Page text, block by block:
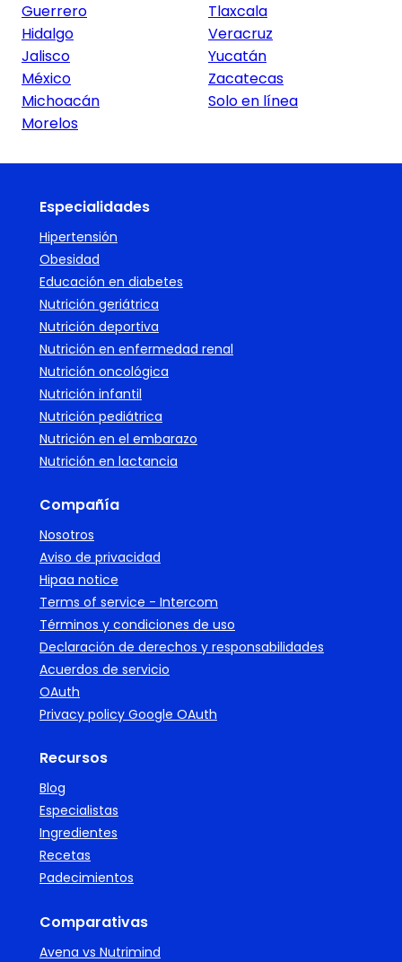
Guerrero
Hidalgo
Jalisco
México
Michoacán
Morelos
Tlaxcala
Veracruz
Yucatán
Zacatecas
Solo en línea
Especialidades
Hipertensión
Obesidad
Educación en diabetes
Nutrición geriátrica
Nutrición deportiva
Nutrición en enfermedad renal
Nutrición oncológica
Nutrición infantil
Nutrición pediátrica
Nutrición en el embarazo
Nutrición en lactancia
Compañía
Nosotros
Aviso de privacidad
Hipaa notice
Terms of service - Intercom
Términos y condiciones de uso
Declaración de derechos y responsabilidades
Acuerdos de servicio
OAuth
Privacy policy Google OAuth
Recursos
Blog
Especialistas
Ingredientes
Recetas
Padecimientos
Comparativas
Avena vs Nutrimind